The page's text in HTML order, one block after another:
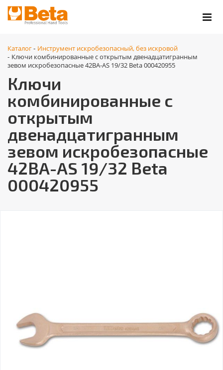
Каталог - Инструмент искробезопасный, без искровой
- Ключи комбинированные с открытым двенадцатигранным
зевом искробезопасные 42BA-AS 19/32 Beta 000420955
Ключи
комбинированные с
открытым
двенадцатигранным
зевом искробезопасные
42BA-AS 19/32 Beta
000420955